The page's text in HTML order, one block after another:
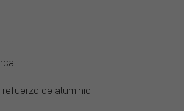
de aluminio